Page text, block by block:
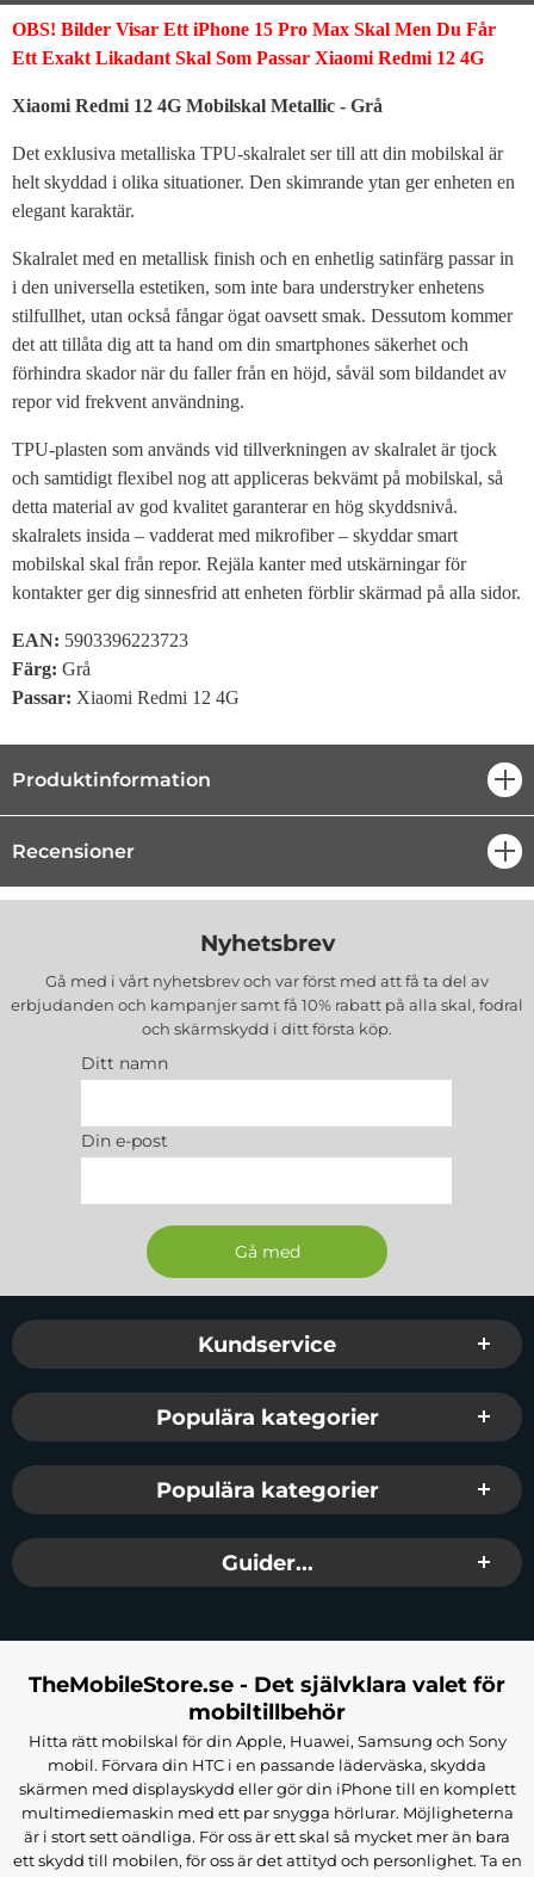
Produktbeskrivning
OBS! Bilder Visar Ett iPhone 15 Pro Max Skal Men Du Får
Ett Exakt Likadant Skal Som Passar Xiaomi Redmi 12 4G
Xiaomi Redmi 12 4G Mobilskal Metallic - Grå
Det exklusiva metalliska TPU-skalralet ser till att din mobilskal är
helt skyddad i olika situationer. Den skimrande ytan ger enheten en
elegant karaktär.
Skalralet med en metallisk finish och en enhetlig satinfärg passar in
i den universella estetiken, som inte bara understryker enhetens
stilfullhet, utan också fångar ögat oavsett smak. Dessutom kommer
det att tillåta dig att ta hand om din smartphones säkerhet och
förhindra skador när du faller från en höjd, såväl som bildandet av
repor vid frekvent användning.
TPU-plasten som används vid tillverkningen av skalralet är tjock
och samtidigt flexibel nog att appliceras bekvämt på mobilskal, så
detta material av god kvalitet garanterar en hög skyddsnivå.
skalralets insida – vadderat med mikrofiber – skyddar smart
mobilskal skal från repor. Rejäla kanter med utskärningar för
kontakter ger dig sinnesfrid att enheten förblir skärmad på alla sidor.
EAN: 5903396223723
Färg: Grå
Passar: Xiaomi Redmi 12 4G
Produktinformation
Recensioner
Nyhetsbrev
Gå med i vårt nyhetsbrev och var först med att få ta del av
erbjudanden och kampanjer samt få 10% rabatt på alla skal, fodral
och skärmskydd i ditt första köp.
Ditt namn
Din e-post
Sidfot Blandad info och länkar
Kundservice
Populära kategorier
Populära kategorier
Guider...
TheMobileStore.se - Det självklara valet för
mobiltillbehör
Hitta rätt mobilskal för din Apple, Huawei, Samsung och Sony
mobil. Förvara din HTC i en passande läderväska, skydda
skärmen med displayskydd eller gör din iPhone till en komplett
multimediemaskin med ett par snygga hörlurar. Möjligheterna
är i stort sett oändliga. För oss är ett skal så mycket mer än bara
ett skydd till mobilen, för oss är det attityd och personlighet. Ta en